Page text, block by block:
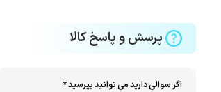
پرسش و پاسخ کالا
اگر سوالی دارید می توانید بپرسید *